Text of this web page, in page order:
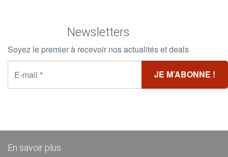
Newsletters
Soyez le premier à recevoir nos actualités et deals
En savoir plus